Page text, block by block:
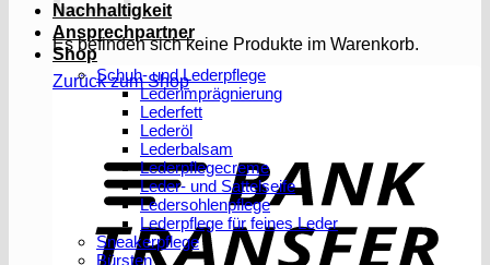
Es befinden sich keine Produkte im Warenkorb.
Zurück zum Shop
Nachhaltigkeit
Ansprechpartner
Shop
Schuh- und Lederpflege
Lederimprägnierung
Lederfett
Lederöl
Lederbalsam
Lederpflegecreme
Leder- und Sattelseife
Ledersohlenpflege
Lederpflege für feines Leder
Sneakerpflege
Bürsten